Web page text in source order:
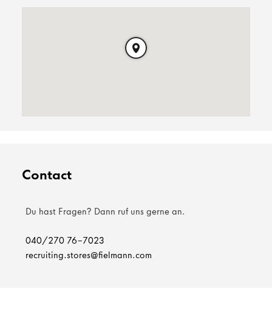
Contact
Du hast Fragen? Dann ruf uns gerne an.
040/270 76-7023
recruiting.stores@fielmann.com